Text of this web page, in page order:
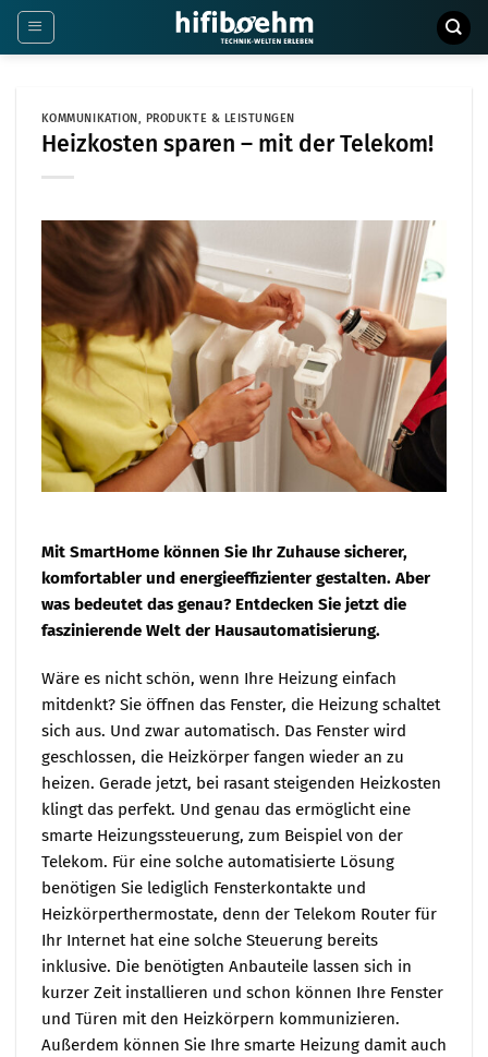
Zum
Inhalt
KOMMUNIKATION, PRODUKTE & LEISTUNGEN
Heizkosten sparen – mit der Telekom!
Mit SmartHome können Sie Ihr Zuhause sicherer,
komfortabler und energieeffizienter gestalten. Aber
was bedeutet das genau? Entdecken Sie jetzt die
faszinierende Welt der Hausautomatisierung.
Wäre es nicht schön, wenn Ihre Heizung einfach
mitdenkt? Sie öffnen das Fenster, die Heizung schaltet
sich aus. Und zwar automatisch. Das Fenster wird
geschlossen, die Heizkörper fangen wieder an zu
heizen. Gerade jetzt, bei rasant steigenden Heizkosten
klingt das perfekt. Und genau das ermöglicht eine
smarte Heizungssteuerung, zum Beispiel von der
Telekom. Für eine solche automatisierte Lösung
benötigen Sie lediglich Fensterkontakte und
Heizkörperthermostate, denn der Telekom Router für
Ihr Internet hat eine solche Steuerung bereits
inklusive. Die benötigten Anbauteile lassen sich in
kurzer Zeit installieren und schon können Ihre Fenster
und Türen mit den Heizkörpern kommunizieren.
Außerdem können Sie Ihre smarte Heizung damit auch